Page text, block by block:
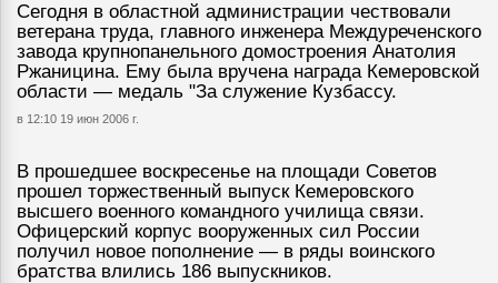
Сегодня в областной администрации чествовали
ветерана труда, главного инженера Междуреченского
завода крупнопанельного домостроения Анатолия
Ржаницина. Ему была вручена награда Кемеровской
области — медаль "За служение Кузбассу.
в 12:10 19 июн 2006 г.
В прошедшее воскресенье на площади Советов
прошел торжественный выпуск Кемеровского
высшего военного командного училища связи.
Офицерский корпус вооруженных сил России
получил новое пополнение — в ряды воинского
братства влились 186 выпускников.